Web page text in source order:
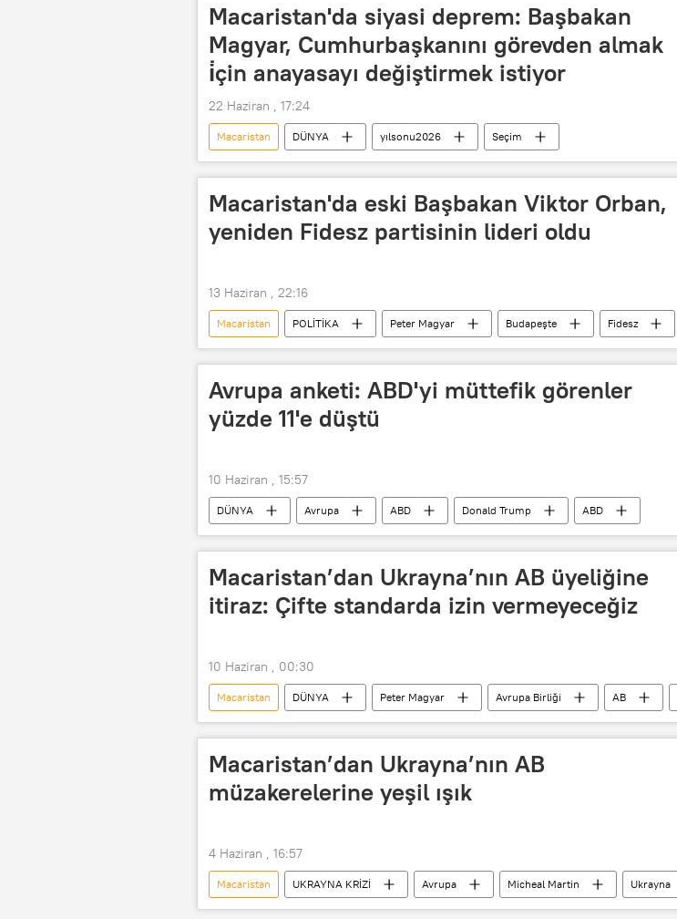
Macaristan'da siyasi deprem: Başbakan
Magyar, Cumhurbaşkanını görevden almak
i̇çin anayasayı değiştirmek istiyor
22 Haziran , 17:24
Macaristan DÜNYA yılsonu2026 Seçim
Macaristan'da eski Başbakan Viktor Orban,
yeniden Fidesz partisinin lideri oldu
13 Haziran , 22:16
Macaristan POLİTİKA Peter Magyar Budapeşte
Fidesz
Fidesz (Macar Yurttaş Birliği)
Viktor Orban
Avrupa anketi: ABD'yi müttefik görenler
yüzde 11'e düştü
10 Haziran , 15:57
DÜNYA Avrupa ABD Donald Trump
ABD
Avrupa Dış ilişkiler Konseyi (ECFR)
Macaristan’dan Ukrayna’nın AB üyeliğine
itiraz: Çifte standarda izin vermeyeceğiz
10 Haziran , 00:30
Macaristan DÜNYA Peter Magyar Avrupa Birliği AB
AB üyeliği
Kiev Reform Vladimir Zelenskiy
ATV
Macaristan’dan Ukrayna’nın AB
müzakerelerine yeşil ışık
4 Haziran , 16:57
Macaristan UKRAYNA KRİZİ Avrupa Micheal Martin
Ukrayna
Kiev
AB Peter Magyar